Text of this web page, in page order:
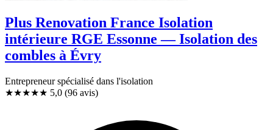
Plus Renovation France Isolation
intérieure RGE Essonne — Isolation des
combles à Évry
Entrepreneur spécialisé dans l'isolation
★★★★★ 5,0 (96 avis)